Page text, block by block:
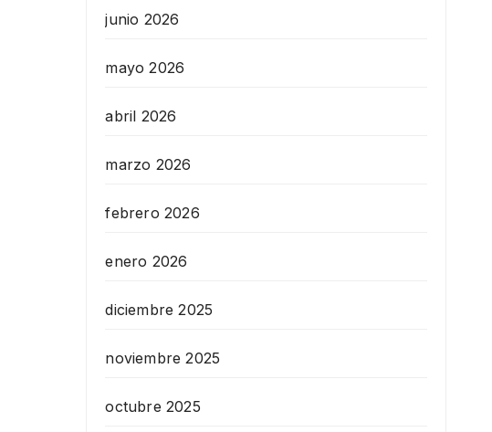
junio 2026
mayo 2026
abril 2026
marzo 2026
febrero 2026
enero 2026
diciembre 2025
noviembre 2025
octubre 2025